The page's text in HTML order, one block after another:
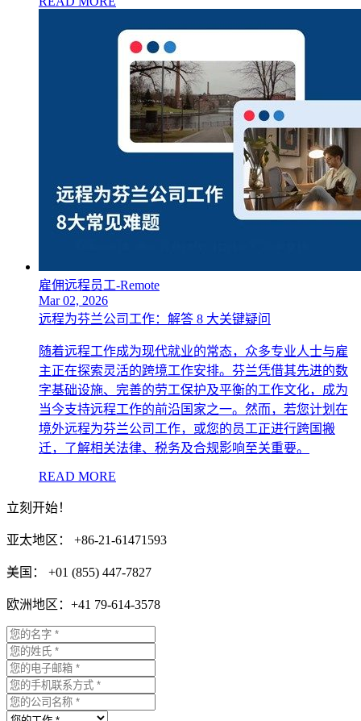
雇佣远程员工-Remote
Mar 02, 2026
远程为芬兰公司工作：解答 8 大关键疑问
随着远程工作成为现代就业的常态，众多专业人士与雇
主正在探索灵活的跨境工作安排。芬兰凭借其先进的数
字基础设施、完善的劳工保护及平衡的工作文化，成为
当今支持远程工作的前沿国家之一。然而，若您计划在
境外远程为芬兰公司工作，或您的员工正进行跨国搬
迁，了解相关法律、税务及合规影响至关重要。
READ MORE
立刻开始！
亚太地区： +86-21-61471593
美国： +01 (855) 447-7827
欧洲地区：+41 79-614-3578